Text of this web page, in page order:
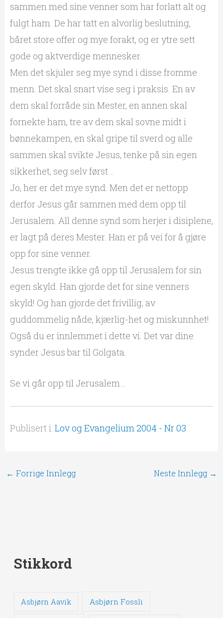
sammen med sine venner som har forlatt alt og
fulgt ham. De har tatt en alvorlig beslutning,
båret store offer og mye forakt, og er ytre sett
gode og aktverdige mennesker.
Men det skjuler seg mye synd i disse fromme
menn. Det skal snart vise seg i praksis. En av
dem skal forråde sin Mester, en annen skal
fornekte ham, tre av dem skal sovne midt i
bønnekampen, en skal gripe til sverd og alle
sammen skal svikte Jesus, tenke på sin egen
sikkerhet, seg selv først…
Jo, her er det mye synd. Men det er nettopp
derfor Jesus går sammen med dem opp til
Jerusalem. All denne synd som herjer i disiplene,
er lagt på deres Mester. Han er på vei for å gjøre
opp for sine venner.
Jesus trengte ikke gå opp til Jerusalem for sin
egen skyld. Han gjorde det for sine venners
skyld! Og han gjorde det frivillig, av
guddommelig nåde, kjærlig-het og miskunnhet!
Også du er innlemmet i dette vi. Det var dine
synder Jesus bar til Golgata.
Se vi går opp til Jerusalem…
Publisert i: Lov og Evangelium 2004 - Nr 03
← Forrige Innlegg Neste Innlegg →
Stikkord
Asbjørn Aavik Asbjørn Fossli